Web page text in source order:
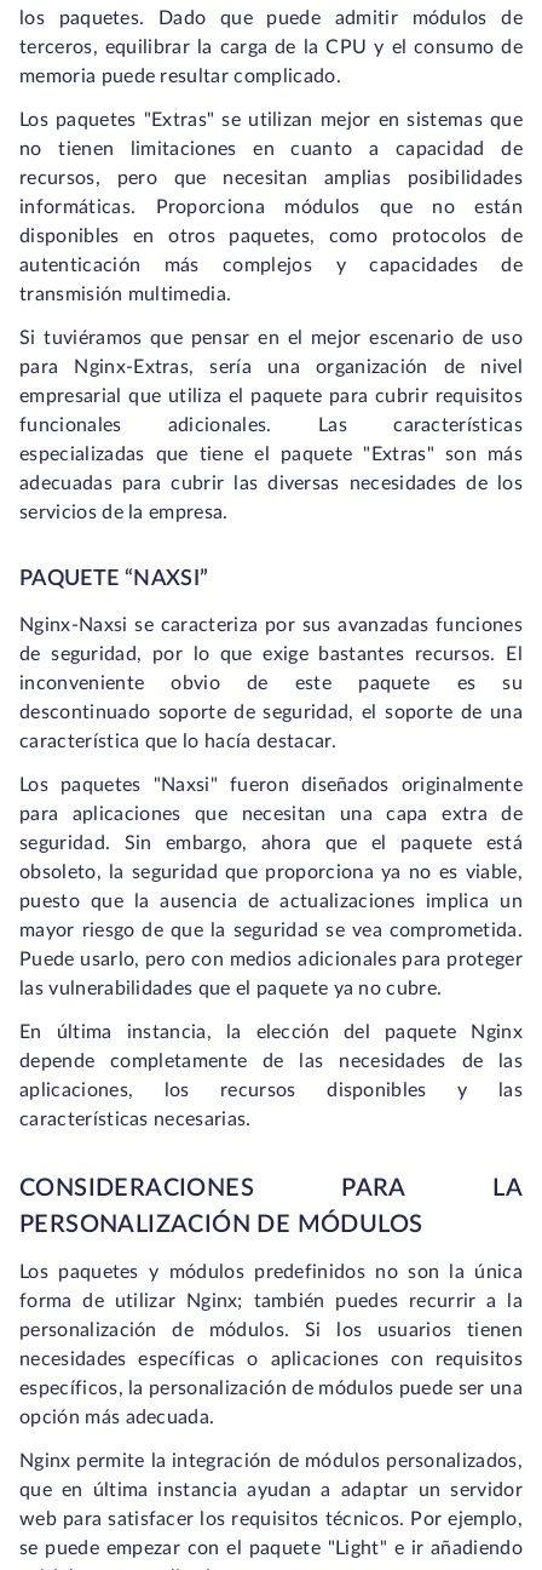
los paquetes. Dado que puede admitir módulos de
terceros, equilibrar la carga de la CPU y el consumo de
memoria puede resultar complicado.
Los paquetes "Extras" se utilizan mejor en sistemas que
no tienen limitaciones en cuanto a capacidad de
recursos, pero que necesitan amplias posibilidades
informáticas. Proporciona módulos que no están
disponibles en otros paquetes, como protocolos de
autenticación más complejos y capacidades de
transmisión multimedia.
Si tuviéramos que pensar en el mejor escenario de uso
para Nginx-Extras, sería una organización de nivel
empresarial que utiliza el paquete para cubrir requisitos
funcionales adicionales. Las características
especializadas que tiene el paquete "Extras" son más
adecuadas para cubrir las diversas necesidades de los
servicios de la empresa.
PAQUETE “NAXSI”
Nginx-Naxsi se caracteriza por sus avanzadas funciones
de seguridad, por lo que exige bastantes recursos. El
inconveniente obvio de este paquete es su
descontinuado soporte de seguridad, el soporte de una
característica que lo hacía destacar.
Los paquetes "Naxsi" fueron diseñados originalmente
para aplicaciones que necesitan una capa extra de
seguridad. Sin embargo, ahora que el paquete está
obsoleto, la seguridad que proporciona ya no es viable,
puesto que la ausencia de actualizaciones implica un
mayor riesgo de que la seguridad se vea comprometida.
Puede usarlo, pero con medios adicionales para proteger
las vulnerabilidades que el paquete ya no cubre.
En última instancia, la elección del paquete Nginx
depende completamente de las necesidades de las
aplicaciones, los recursos disponibles y las
características necesarias.
CONSIDERACIONES PARA LA
PERSONALIZACIÓN DE MÓDULOS
Los paquetes y módulos predefinidos no son la única
forma de utilizar Nginx; también puedes recurrir a la
personalización de módulos. Si los usuarios tienen
necesidades específicas o aplicaciones con requisitos
específicos, la personalización de módulos puede ser una
opción más adecuada.
Nginx permite la integración de módulos personalizados,
que en última instancia ayudan a adaptar un servidor
web para satisfacer los requisitos técnicos. Por ejemplo,
se puede empezar con el paquete "Light" e ir añadiendo